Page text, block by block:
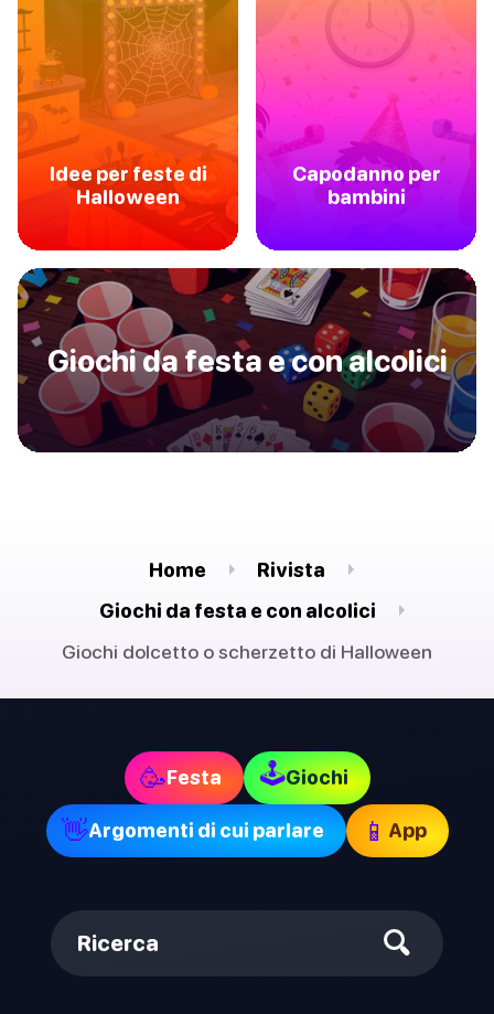
Idee per feste di
Halloween
Capodanno per
bambini
Giochi da festa e con alcolici
Home
Rivista
Giochi da festa e con alcolici
Giochi dolcetto o scherzetto di Halloween
🥳Festa 🕹Giochi
👋Argomenti di cui parlare 📱 App
Ricerca